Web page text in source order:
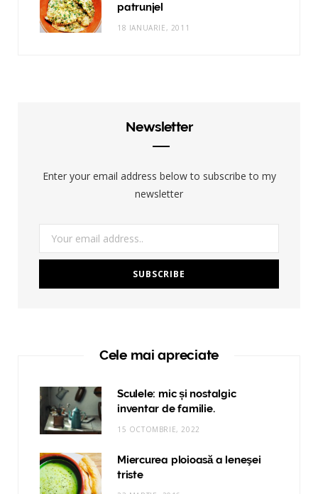
patrunjel
18 IANUARIE, 2011
Newsletter
Enter your email address below to subscribe to my
newsletter
Cele mai apreciate
Sculele: mic și nostalgic
inventar de familie.
15 OCTOMBRIE, 2022
Miercurea ploioasă a leneşei
triste